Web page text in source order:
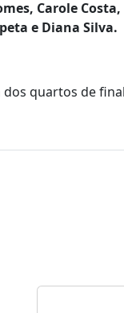
Carole
e Diana Silva.
quartos de